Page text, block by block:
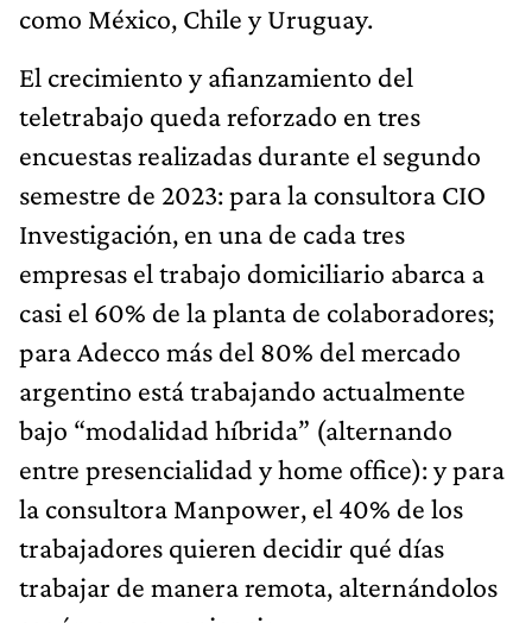
como México, Chile y Uruguay.
El crecimiento y afianzamiento del
teletrabajo queda reforzado en tres
encuestas realizadas durante el segundo
semestre de 2023: para la consultora CIO
Investigación, en una de cada tres
empresas el trabajo domiciliario abarca a
casi el 60% de la planta de colaboradores;
para Adecco más del 80% del mercado
argentino está trabajando actualmente
bajo “modalidad híbrida” (alternando
entre presencialidad y home office): y para
la consultora Manpower, el 40% de los
trabajadores quieren decidir qué días
trabajar de manera remota, alternándolos